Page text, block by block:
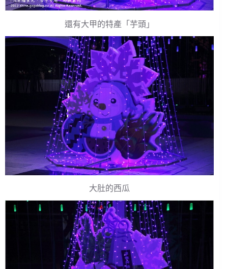
還有大甲的特產「芋頭」
大肚的西瓜